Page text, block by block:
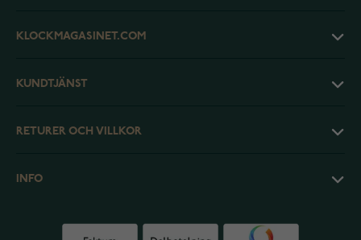
KLOCKMAGASINET.COM
KUNDTJÄNST
RETURER OCH VILLKOR
INFO